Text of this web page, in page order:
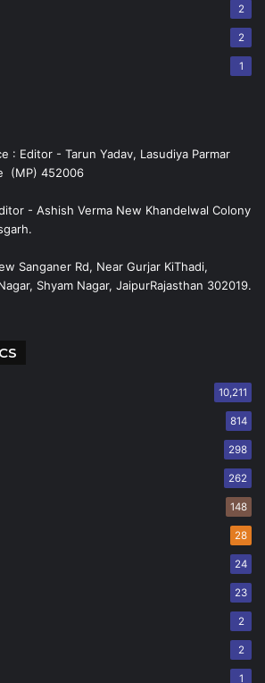
2
2
1
: Editor - Tarun Yadav, Lasudiya Parmar
(MP) 452006
- Ashish Verma New Khandelwal Colony
Sanganer Rd, Near Gurjar KiThadi,
Shyam Nagar, JaipurRajasthan 302019.
10,211
814
298
262
148
28
24
23
2
2
1